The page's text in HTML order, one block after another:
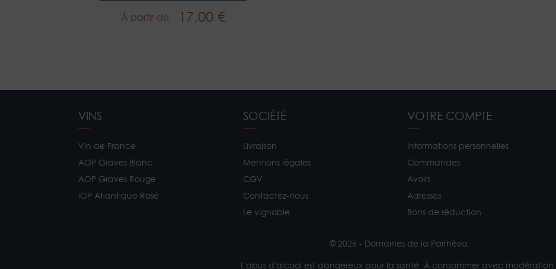
Prix
À partir de 17,00 €
VINS
Vin de France
AOP Graves Blanc
AOP Graves Rouge
IGP Atlantique Rosé
SOCIÉTÉ
Livraison
Mentions légales
CGV
Contactez-nous
Le vignoble
VOTRE COMPTE
Informations personnelles
Commandes
Avoirs
Adresses
Bons de réduction
© 2026 - Domaines de la Parrhèsia
L'abus d'alcool est dangereux pour la santé. À consommer avec modération.